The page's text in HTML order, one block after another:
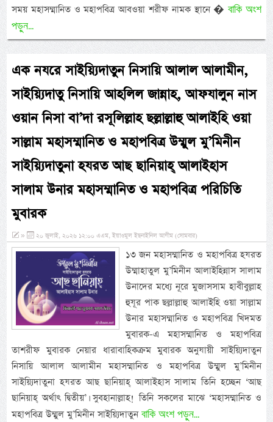
সময় মহাসম্মানিত ও মহাপবিত্র আবওয়া শরীফ নামক স্থানে �বাকি অংশ
পড়ুন...
এক নযরে সাইয়্যিদাতুন নিসায়ি আলাল আলামীন,
সাইয়্যিদাতু নিসায়ি আহলিল জান্নাহ, আফযালুন নাস
ওয়ান নিসা বা’দা রসূলিল্লাহ ছল্লাল্লাহু আলাইহি ওয়া
সাল্লাম মহাসম্মানিত ও মহাপবিত্র উম্মুল মু’মিনীন
সাইয়্যিদাতুনা হযরত আছ ছানিয়াহ্ আলাইহাস
সালাম উনার মহাসম্মানিত ও মহাপবিত্র পরিচিতি
মুবারক
» ২০ জুলাই, ২০২৬ ১২:০০ এএম, ইয়াওমুল ইছনাইনিল আযীম (সোমবার)
১৩ জন মহাসম্মানিত ও মহাপবিত্র হযরত
উম্মাহাতুল মু’মিনীন আলাইহিন্নাস সালাম
উনাদের মধ্যে নূরে মুজাসসাম হাবীবুল্লাহ
হুযূর পাক ছল্লাল্লাহু আলাইহি ওয়া সাল্লাম
উনার মহাসম্মানিত ও মহাপবিত্র খিদমত
মুবারক-এ মহাসম্মানিত ও মহাপবিত্র
তাশরীফ মুবারক নেয়ার ধারাবাহিকক্রম মুবারক অনুযায়ী সাইয়্যিদাতুন
নিসায়ি আলাল আলামীন মহাসম্মানিত ও মহাপবিত্র উম্মুল মু’মিনীন
সাইয়্যিদাতুনা হযরত আছ ছানিয়াহ্ আলাইহাস সালাম তিনি হচ্ছেন ‘আছ
ছানিয়াহ্ অর্থাৎ দ্বিতীয়’। সুবহানাল্লাহ! তিনি সকলের মাঝে ‘মহাসম্মানিত ও
মহাপবিত্র উম্মুল মু’মিনীন সাইয়্যিদাতুনবাকি অংশ পড়ুন...